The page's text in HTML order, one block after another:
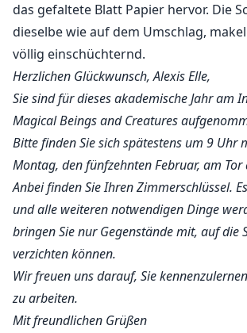
das gefaltete Blatt Papier hervor. Die
dieselbe wie auf dem Umschlag,
völlig einschüchternd.
Herzlichen Glückwunsch, Alexis Elle,
Sie sind für dieses akademische Jahr am
Magical Beings and Creatures
Bitte finden Sie sich spätestens um 9 Uhr
Montag, den fünfzehnten Februar, am Tor
Anbei finden Sie Ihren Zimmerschlüssel.
und alle weiteren notwendigen Dinge
bringen Sie nur Gegenstände mit, auf die
verzichten können.
Wir freuen uns darauf, Sie
zu arbeiten.
Mit freundlichen Grüßen